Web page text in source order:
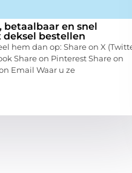
betaalbaar en snel
bestellen
hem dan op: Share on X
Share on Pinterest Share on
Email Waar u ze